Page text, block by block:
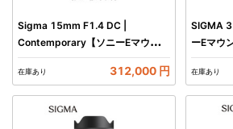
Sigma 15mm F1.4 DC |
Contemporary【ソニーEマウン
ト】カメラ レンズ 家電
在庫あり 312,000 円
SIGMA
ーEマウ
電
在庫あり